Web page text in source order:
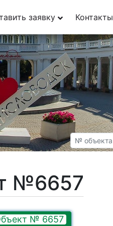
заявку Контакты
№6657
№ 6657